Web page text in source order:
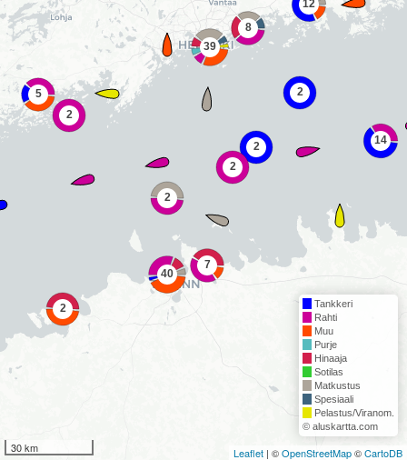
30 km
Tankkeri
Rahti
Muu
Purje
Hinaaja
Sotilas
Matkustus
Spesiaali
Pelastus/Viranom.
© aluskartta.com
Leaflet | ©OpenStreetMap©CartoDB